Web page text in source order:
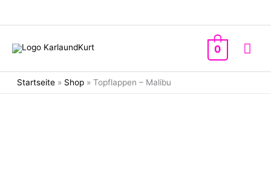
0
Startseite » Shop » Topflappen – Malibu